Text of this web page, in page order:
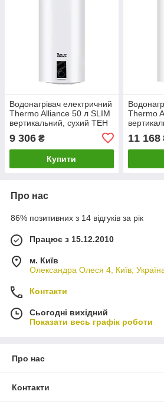
Водонагрівач електричний
Thermo Alliance 50 л SLIM
вертикальний, сухий ТЕН
9 306 ₴
Купити
Thermo
11 168
Про нас
86% позитивних з 14 відгуків за рік
Працює з 15.12.2010
м. Київ
Олександра Олеся 4, Київ,
Контакти
Сьогодні вихідний
Показати весь графік роботи
Про нас
Контакти